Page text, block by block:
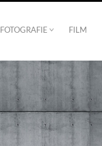
FOTOGRAFIE FILM